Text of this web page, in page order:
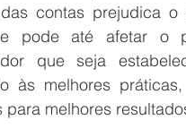
contas prejudica o
e pode até afetar o
que seja
às melhores
melhores